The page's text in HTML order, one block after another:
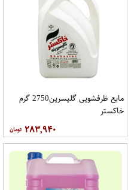
مایع ظرفشویی گلیسرین2750 گرم
خاکستر
۲۸۳,۹۴۰